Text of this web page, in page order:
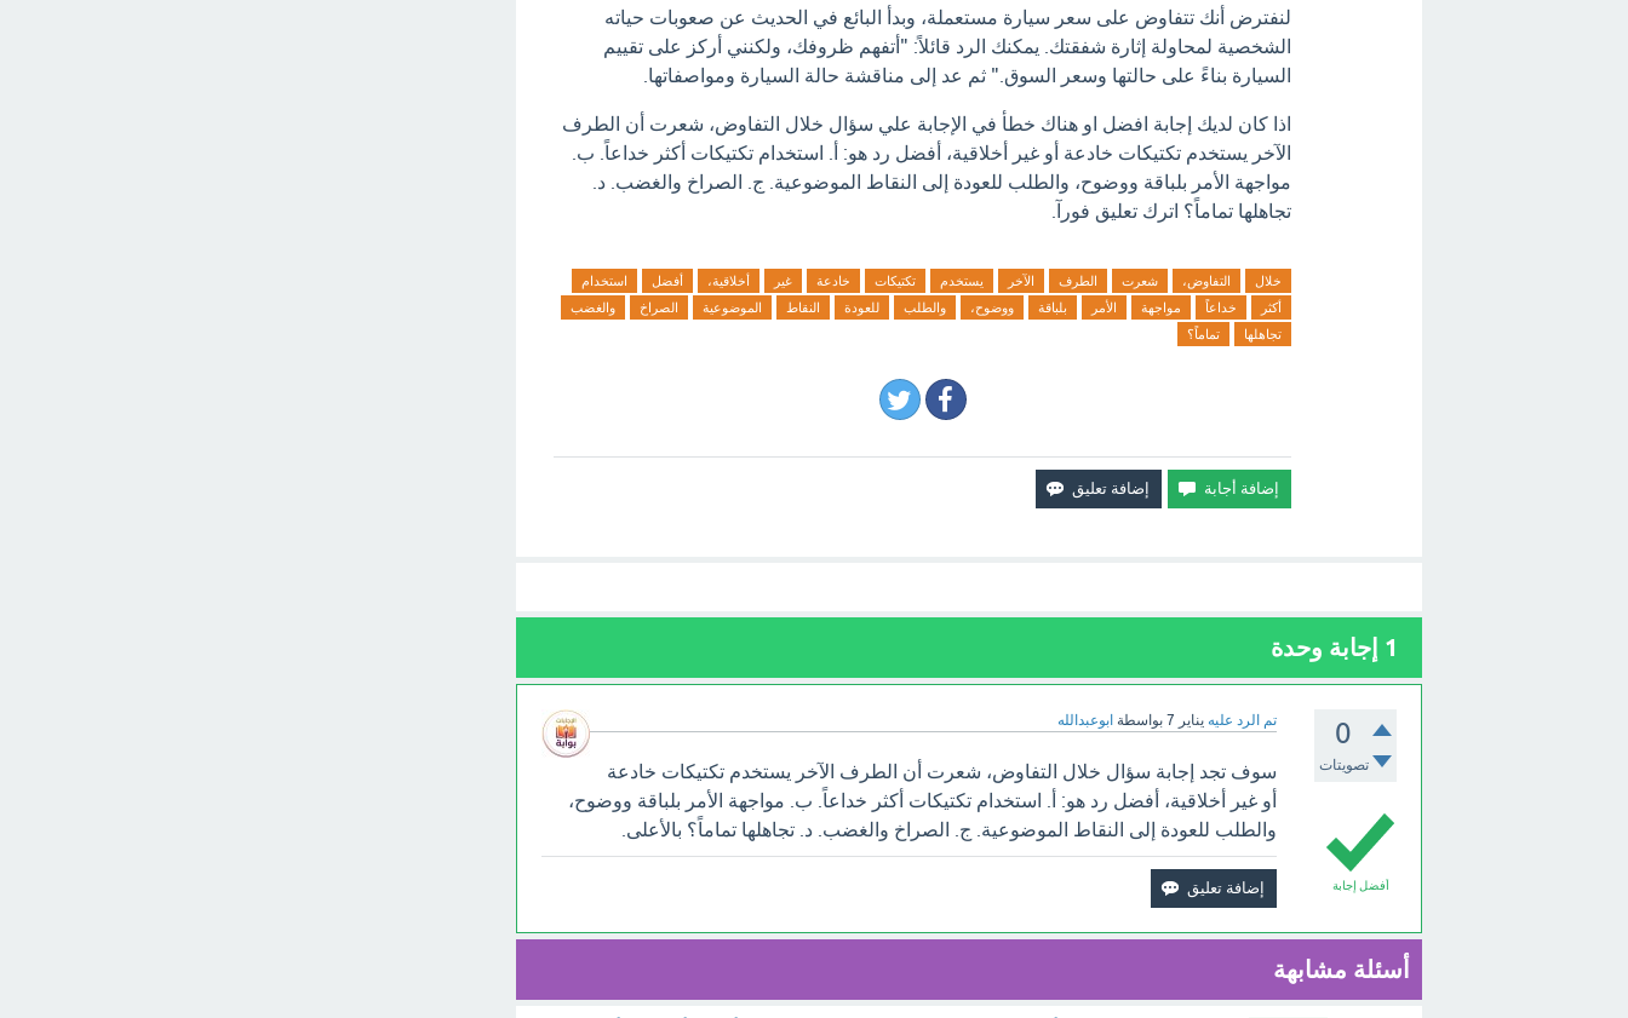
لنفترض أنك تتفاوض على سعر سيارة مستعملة، وبدأ البائع في الحديث عن صعوبات حياته
الشخصية لمحاولة إثارة شفقتك. يمكنك الرد قائلاً: "أتفهم ظروفك، ولكنني أركز على تقييم
السيارة بناءً على حالتها وسعر السوق." ثم عد إلى مناقشة حالة السيارة ومواصفاتها.
اذا كان لديك إجابة افضل او هناك خطأ في الإجابة علي سؤال خلال التفاوض، شعرت أن الطرف
الآخر يستخدم تكتيكات خادعة أو غير أخلاقية، أفضل رد هو: أ. استخدام تكتيكات أكثر خداعاً. ب.
مواجهة الأمر بلباقة ووضوح، والطلب للعودة إلى النقاط الموضوعية. ج. الصراخ والغضب. د.
تجاهلها تماماً؟ اترك تعليق فورآ.
خلال التفاوض، شعرت الطرف الآخر يستخدم تكتيكات خادعة غير أخلاقية، أفضل
استخدام
أكثر
خداعاً مواجهة الأمر بلباقة ووضوح، والطلب للعودة النقاط الموضوعية الصراخ
والغضب
تجاهلها
تماماً؟
1 إجابة وحدة
0
تصويتات
تم الرد عليه يناير 7 بواسطة ابوعبدالله
أفضل إجابة
سوف تجد إجابة سؤال خلال التفاوض، شعرت أن الطرف الآخر يستخدم تكتيكات خادعة
أو غير أخلاقية، أفضل رد هو: أ. استخدام تكتيكات أكثر خداعاً. ب. مواجهة الأمر بلباقة ووضوح،
والطلب للعودة إلى النقاط الموضوعية. ج. الصراخ والغضب. د. تجاهلها تماماً؟ بالأعلى.
أسئلة مشابهة